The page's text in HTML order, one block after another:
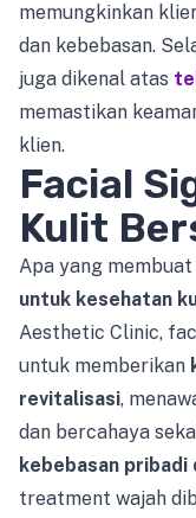
memungkinkan
dan kebebasan.
juga dikenal atas
memastikan
klien.
Facial
Kulit
Apa yang
untuk kesehatan
Aesthetic Clinic,
untuk memberikan
revitalisasi,
dan bercahaya
kebebasan
treatment wajah